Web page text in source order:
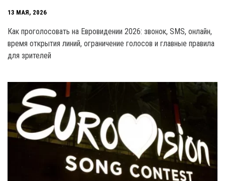
13 МАЯ, 2026
Как проголосовать на Евровидении 2026: звонок, SMS, онлайн,
время открытия линий, ограничение голосов и главные правила
для зрителей